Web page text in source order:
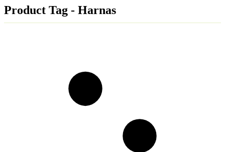
Product Tag - Harnas